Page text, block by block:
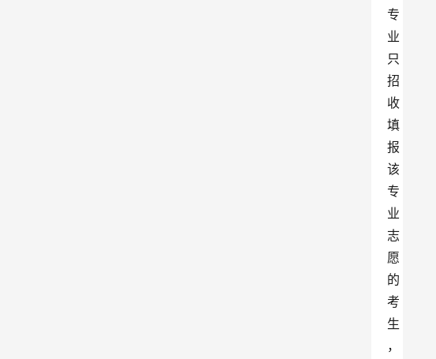
专
业
只
招
收
填
报
该
专
业
志
愿
的
考
生
，